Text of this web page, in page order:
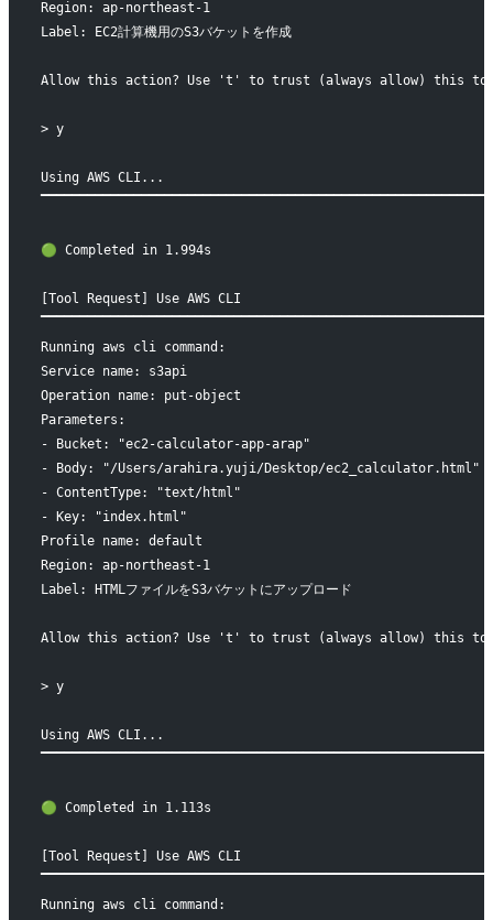
Region: ap-northeast-1
Label: EC2計算機用のS3バケットを作成
Allow this action? Use 't' to trust (always allow) this
> y
Using AWS CLI...
🟢 Completed in 1.994s
[Tool Request] Use AWS CLI
Running aws cli command:
Service name: s3api
Operation name: put-object
Parameters:
- Bucket: "ec2-calculator-app-arap"
- Body: "/Users/arahira.yuji/Desktop/ec2_calculator.html"
- ContentType: "text/html"
- Key: "index.html"
Profile name: default
Region: ap-northeast-1
Label: HTMLファイルをS3バケットにアップロード
Allow this action? Use 't' to trust (always allow) this
> y
Using AWS CLI...
🟢 Completed in 1.113s
[Tool Request] Use AWS CLI
Running aws cli command: